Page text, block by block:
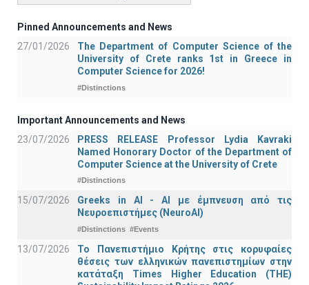
Pinned Announcements and News
27/01/2026
The Department of Computer Science of the
University of Crete ranks 1st in Greece in
Computer Science for 2026!
#Distinctions
Important Announcements and News
23/07/2026
PRESS RELEASE Professor Lydia Kavraki
Named Honorary Doctor of the Department of
Computer Science at the University of Crete
#Distinctions
15/07/2026
Greeks in AI - ΑΙ με έμπνευση από τις
Νευροεπιστήμες (NeuroAI)
#Distinctions #Events
13/07/2026
Το Πανεπιστήμιο Κρήτης στις κορυφαίες
θέσεις των ελληνικών πανεπιστημίων στην
κατάταξη Times Higher Education (ΤΗΕ)